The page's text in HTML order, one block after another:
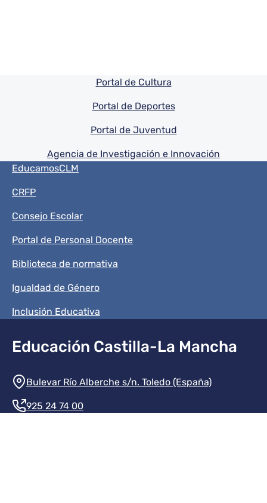
Pie de pagina información
Portal de Cultura
Portal de Deportes
Portal de Juventud
Agencia de Investigación e Innovación
Menú del pie
EducamosCLM
CRFP
Consejo Escolar
Portal de Personal Docente
Biblioteca de normativa
Igualdad de Género
Inclusión Educativa
Educación Castilla-La Mancha
Información de la institución
Bulevar Río Alberche s/n. Toledo (España)
925 24 74 00